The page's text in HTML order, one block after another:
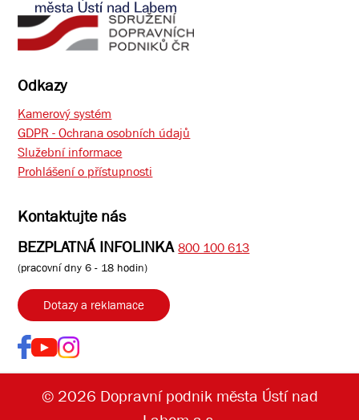
Odkazy
Kamerový systém
GDPR - Ochrana osobních údajů
Služební informace
Prohlášení o přístupnosti
Kontaktujte nás
BEZPLATNÁ INFOLINKA 800 100 613
(pracovní dny 6 - 18 hodin)
Dotazy a reklamace
© 2026 Dopravní podnik města Ústí nad